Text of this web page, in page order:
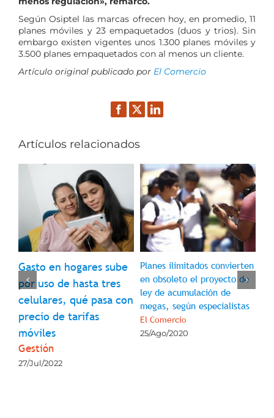
Según Osiptel las marcas ofrecen hoy, en promedio, 11
planes móviles y 23 empaquetados (duos y trios). Sin
embargo existen vigentes unos 1.300 planes móviles y
3.500 planes empaquetados con al menos un cliente.
Artículo original publicado por El Comercio
Facebook
TwitterLinkedIn
Artículos relacionados
Gasto en hogares sube
por uso de hasta tres
celulares, qué pasa con
precio de tarifas
móviles
Gestión
27/Jul/2022
Planes ilimitados convierten
en obsoleto el proyecto de
ley de acumulación de
megas, según especialistas
El Comercio
25/Ago/2020